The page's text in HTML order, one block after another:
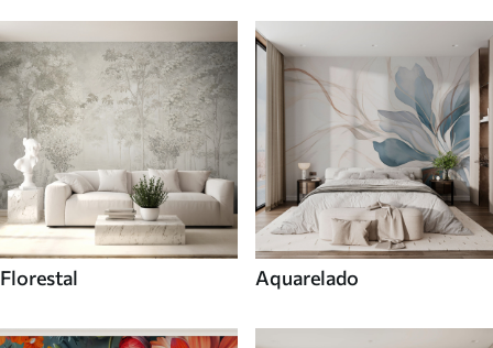
Florestal Aquarelado